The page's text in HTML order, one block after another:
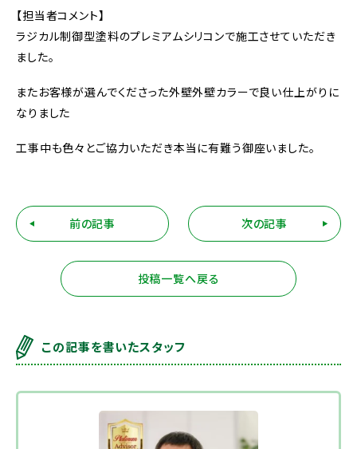
【担当者コメント】
ラジカル制御型塗料のプレミアムシリコンで施工させていただき
ました。
またお客様が選んでくださった外壁外壁カラーで良い仕上がりに
なりました
工事中も色々とご協力いただき本当に有難う御座いました。
前の記事
投稿一覧へ戻る
次の記事
この記事を書いたスタッフ